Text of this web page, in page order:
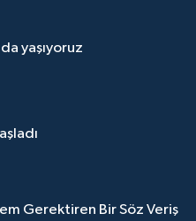
yaşıyoruz
Gerektiren Bir Söz Veriş